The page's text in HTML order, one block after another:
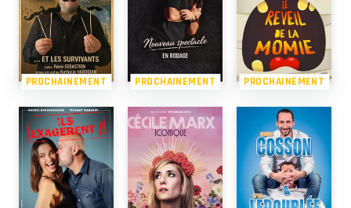
PROCHAINEMENT PROCHAINEMENT PROCHAINEMENT